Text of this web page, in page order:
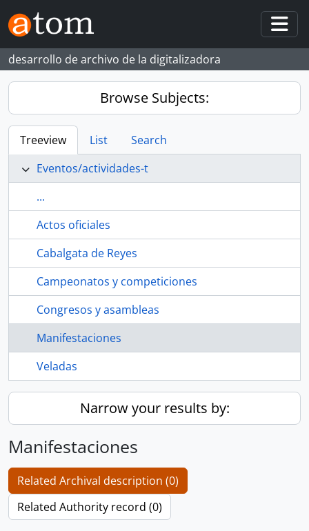
Skip to main content
desarrollo de archivo de la digitalizadora
Browse Subjects:
Treeview List
Search
Eventos/actividades-t
...
Actos oficiales
Cabalgata de Reyes
Campeonatos y competiciones
Congresos y asambleas
Manifestaciones
Veladas
Narrow your results by:
Manifestaciones
Related Archival description (0)
Related Authority record (0)